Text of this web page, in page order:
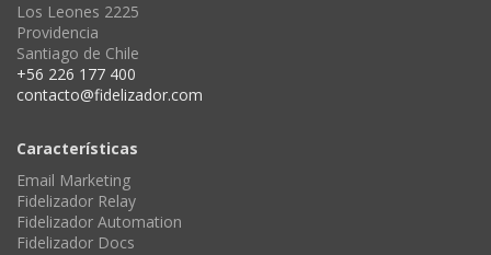
Los Leones 2225
Providencia
Santiago de Chile
+56 226 177 400
contacto@fidelizador.com
Características
Email Marketing
Fidelizador Relay
Fidelizador Automation
Fidelizador Docs